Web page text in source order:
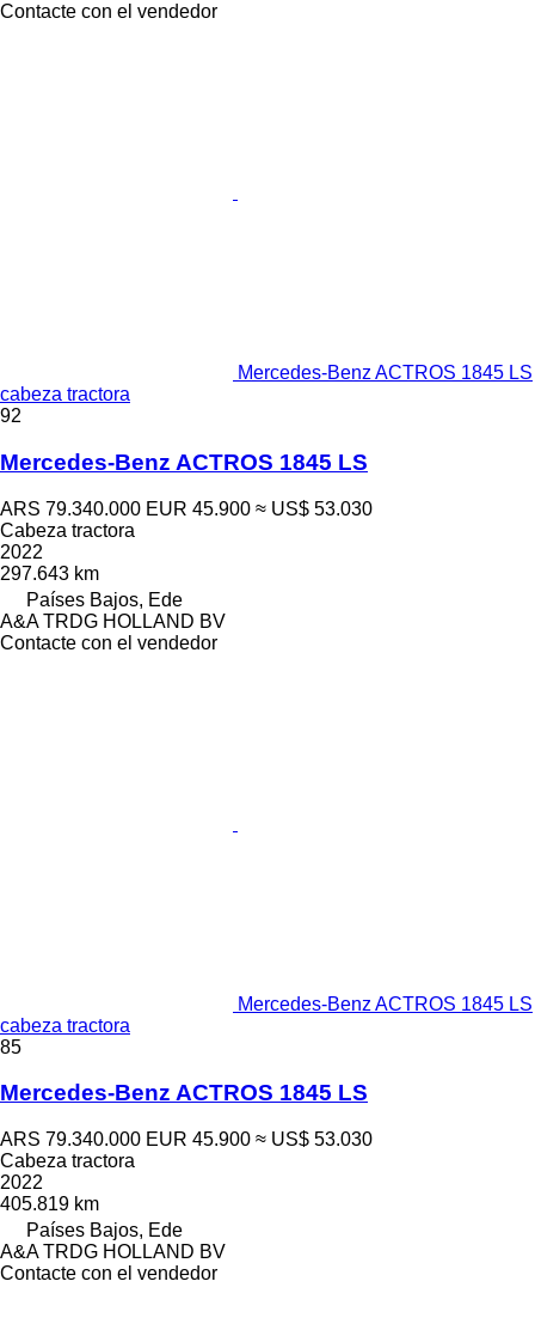
Contacte con el vendedor
Mercedes-Benz ACTROS 1845 LS
cabeza tractora
92
Mercedes-Benz ACTROS 1845 LS
ARS 79.340.000 EUR 45.900 ≈ US$ 53.030
Cabeza tractora
2022
297.643 km
Países Bajos, Ede
A&A TRDG HOLLAND BV
Contacte con el vendedor
Mercedes-Benz ACTROS 1845 LS
cabeza tractora
85
Mercedes-Benz ACTROS 1845 LS
ARS 79.340.000 EUR 45.900 ≈ US$ 53.030
Cabeza tractora
2022
405.819 km
Países Bajos, Ede
A&A TRDG HOLLAND BV
Contacte con el vendedor